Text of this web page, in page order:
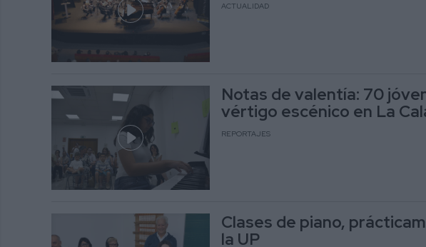
ACTUALIDAD
Notas de valentía: 70
vértigo escénico en La
REPORTAJES
Clases de piano,
la UP